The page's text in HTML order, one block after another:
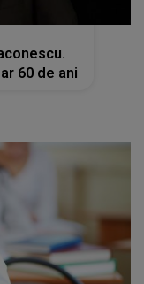
2026?
lucrările